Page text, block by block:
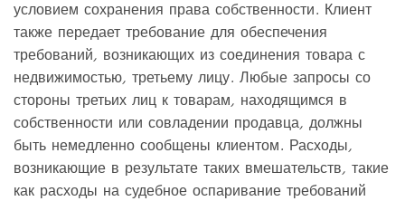
условием сохранения права собственности. Клиент
также передает требование для обеспечения
требований, возникающих из соединения товара с
недвижимостью, третьему лицу. Любые запросы со
стороны третьих лиц к товарам, находящимся в
собственности или совладении продавца, должны
быть немедленно сообщены клиентом. Расходы,
возникающие в результате таких вмешательств, такие
как расходы на судебное оспаривание требований